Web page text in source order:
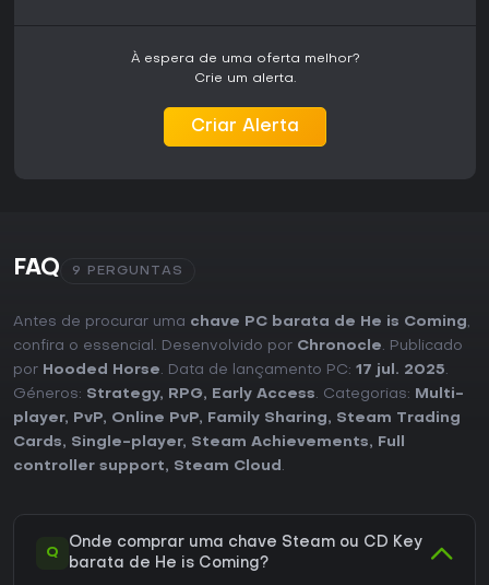
À espera de uma oferta melhor?
Crie um alerta.
Criar Alerta
FAQ 9 PERGUNTAS
Antes de procurar uma chave PC barata de He is Coming,
confira o essencial. Desenvolvido por Chronocle. Publicado
por Hooded Horse. Data de lançamento PC: 17 jul. 2025.
Géneros: Strategy, RPG, Early Access. Categorias:
Multi-
player, PvP, Online PvP, Family Sharing, Steam Trading
Cards, Single-player, Steam Achievements,
Full
controller support, Steam Cloud .
Q
Onde comprar uma chave Steam ou CD Key
barata de He is Coming?